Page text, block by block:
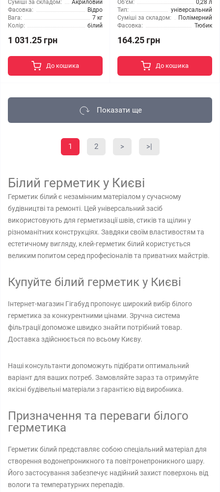
Суміші за складом:
Акриловий
Фасовка:
Відро
Вага:
7 кг
Колір:
білий
1 031.25 грн
До кошика
Об'єм:
0,28 л
Тип:
універсальний
Суміші за складом:
Полімерний
Фасовка:
Тюбик
164.25 грн
До кошика
Показати ще
1 2 > >|
Білий герметик у Києві
Герметик білий є незамінним матеріалом у сучасному
будівництві та ремонті. Цей універсальний засіб
використовують для герметизації швів, стиків та щілин у
різноманітних конструкціях. Завдяки своїм властивостям та
естетичному вигляду, клей-герметик білий користується
великим попитом серед професіоналів та приватних майстрів.
Купуйте білий герметик у Києві
Інтернет-магазин Гігабуд пропонує широкий вибір білого
герметика за конкурентними цінами. Зручна система
фільтрації допоможе швидко знайти потрібний товар.
Доставка здійснюється по всьому Києву.
Наші консультанти допоможуть підібрати оптимальний
варіант для ваших потреб. Замовляйте зараз та отримуйте
якісні будівельні матеріали з гарантією від виробника.
Призначення та переваги білого
герметика
Герметик білий представляє собою спеціальний матеріал для
створення водонепроникного та повітронепроникного шару.
Його застосування забезпечує надійний захист поверхонь від
вологи та температурних перепадів.